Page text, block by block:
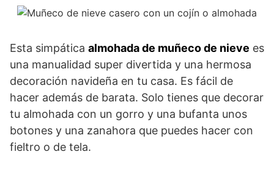
Esta simpática almohada de muñeco de nieve es
una manualidad super divertida y una hermosa
decoración navideña en tu casa. Es fácil de
hacer además de barata. Solo tienes que decorar
tu almohada con un gorro y una bufanta unos
botones y una zanahora que puedes hacer con
fieltro o de tela.